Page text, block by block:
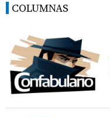
COLUMNAS